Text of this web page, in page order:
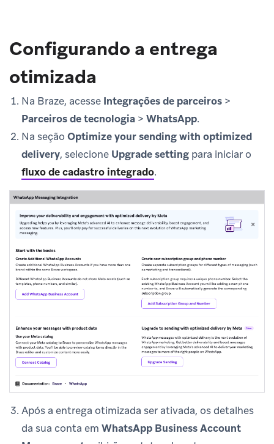
Configurando a entrega
otimizada
Na Braze, acesse Integrações de parceiros >
Parceiros de tecnologia > WhatsApp.
Na seção Optimize your sending with optimized
delivery, selecione Upgrade setting para iniciar o
fluxo de cadastro integrado.
Após a entrega otimizada ser ativada, os detalhes
da sua conta em WhatsApp Business Account